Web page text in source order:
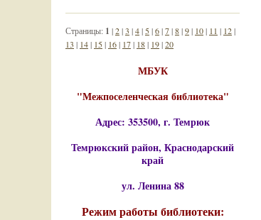
Страницы: 1 |2|3 |4| 5|6|7|8|9| 10| 11 | 12|
13 | 14| 15| 16| 17| 18| 19|20
МБУК
"Межпоселенческая библиотека"
Адрес: 353500, г. Темрюк
Темрюкский район, Краснодарский
край
ул. Ленина 88
Режим работы библиотеки: